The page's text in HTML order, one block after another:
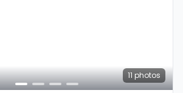
11 photos